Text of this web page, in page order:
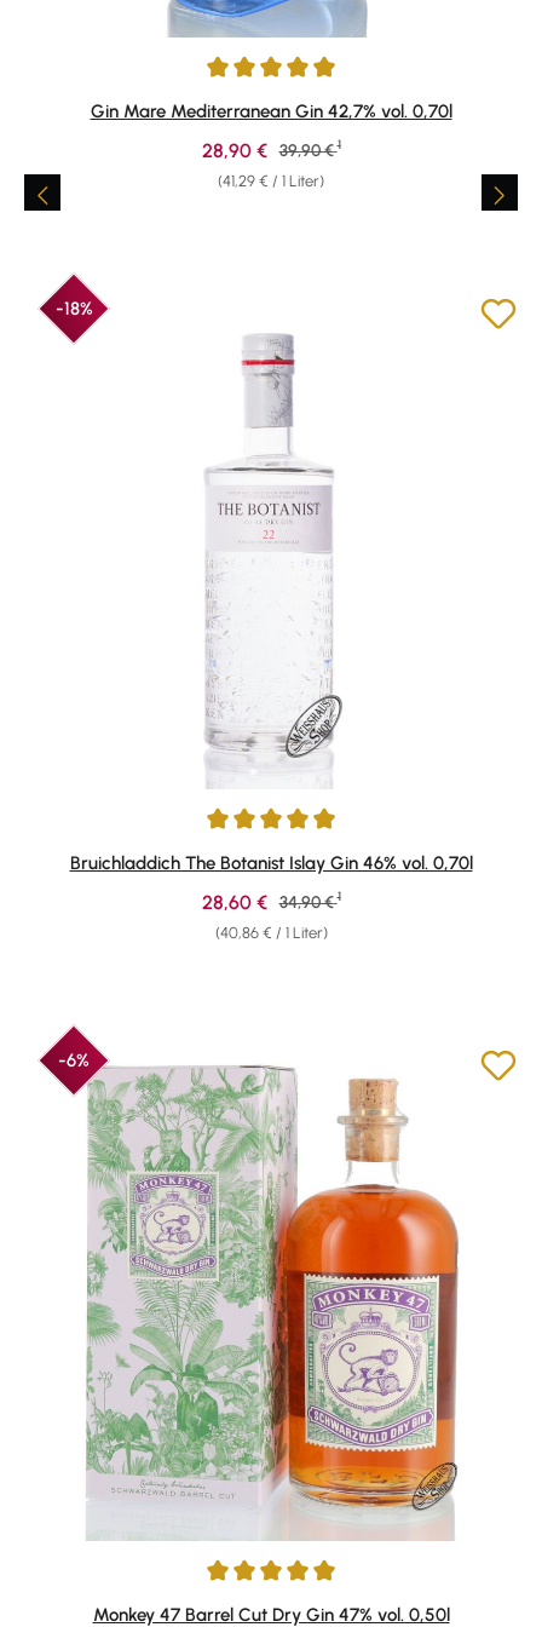
Durchschnittliche Bewertung von 4.91 von 5 Sternen
Gin Mare Mediterranean Gin 42,7% vol. 0,70l
(41,29 € / 1 Liter)
Verkaufspreis:
28,90 € Regulärer Preis:
39,90 € 1
-18%
Durchschnittliche Bewertung von 4.89 von 5 Sternen
Bruichladdich The Botanist Islay Gin 46% vol. 0,70l
(40,86 € / 1 Liter)
Verkaufspreis:
28,60 € Regulärer Preis:
34,90 € 1
-6%
Durchschnittliche Bewertung von 4.93 von 5 Sternen
Monkey 47 Barrel Cut Dry Gin 47% vol. 0,50l